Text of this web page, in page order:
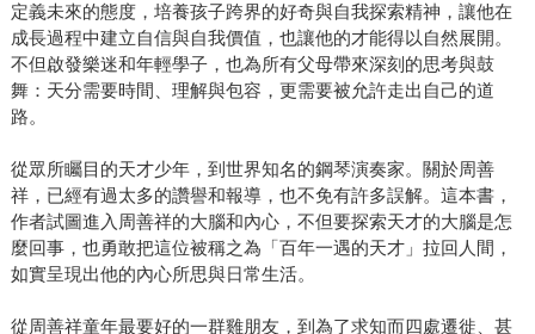
定義未來的態度，培養孩子跨界的好奇與自我探索精神，讓他在
成長過程中建立自信與自我價值，也讓他的才能得以自然展開。
不但啟發樂迷和年輕學子，也為所有父母帶來深刻的思考與鼓
舞：天分需要時間、理解與包容，更需要被允許走出自己的道
路。
從眾所矚目的天才少年，到世界知名的鋼琴演奏家。關於周善
祥，已經有過太多的讚譽和報導，也不免有許多誤解。這本書，
作者試圖進入周善祥的大腦和內心，不但要探索天才的大腦是怎
麼回事，也勇敢把這位被稱之為「百年一遇的天才」拉回人間，
如實呈現出他的內心所思與日常生活。
從周善祥童年最要好的一群雞朋友，到為了求知而四處遷徙、甚